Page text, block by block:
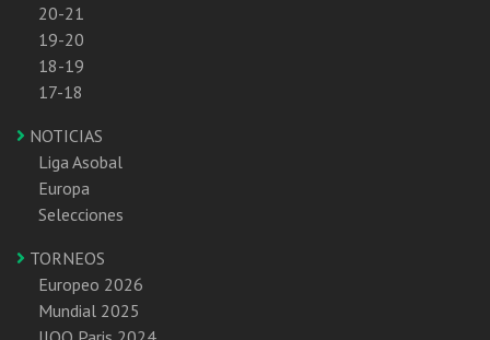
20-21
19-20
18-19
17-18
NOTICIAS
Liga Asobal
Europa
Selecciones
TORNEOS
Europeo 2026
Mundial 2025